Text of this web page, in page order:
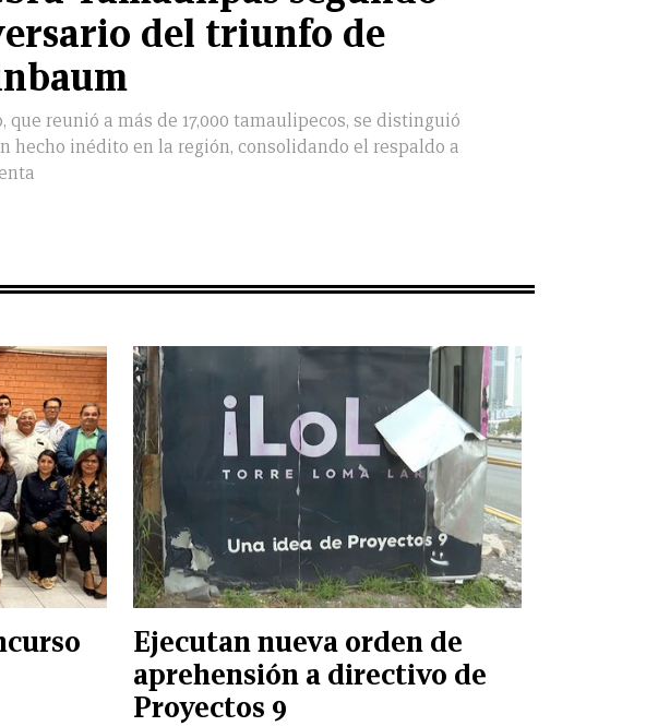
del triunfo de
que reunió a más de 17,000 tamaulipecos, se distinguió
hecho inédito en la región, consolidando el respaldo a
Ejecutan nueva orden de
aprehensión a directivo de
Proyectos 9